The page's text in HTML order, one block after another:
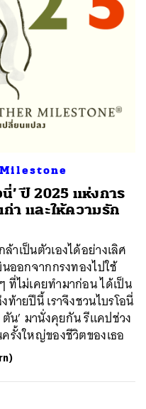
นี่’ ปี 2025 แห่งการ
า และให้ความรัก
าเป็นตัวเองได้อย่างเลิศ
ออกจากกรงทองไปใช้
ที่ไม่เคยทำมาก่อน ได้เป็น
ายปีนี้ เราจึงชวนไบรโอนี่
น’ มานั่งคุยกัน รีแคปช่วง
รั้งใหญ่ของชีวิตของเธอ
LINE EMAIL